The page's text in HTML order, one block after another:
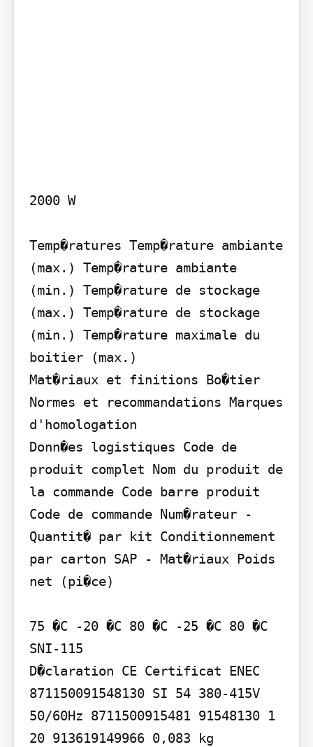
2000 W
Temp�ratures Temp�rature ambiante
(max.) Temp�rature ambiante
(min.) Temp�rature de stockage
(max.) Temp�rature de stockage
(min.) Temp�rature maximale du
boitier (max.)
Mat�riaux et finitions Bo�tier
Normes et recommandations Marques
d'homologation
Donn�es logistiques Code de
produit complet Nom du produit de
la commande Code barre produit
Code de commande Num�rateur -
Quantit� par kit Conditionnement
par carton SAP - Mat�riaux Poids
net (pi�ce)
75 �C -20 �C 80 �C -25 �C 80 �C
SNI-115
D�claration CE Certificat ENEC
871150091548130 SI 54 380-415V
50/60Hz 8711500915481 91548130 1
20 913619149966 0,083 kg